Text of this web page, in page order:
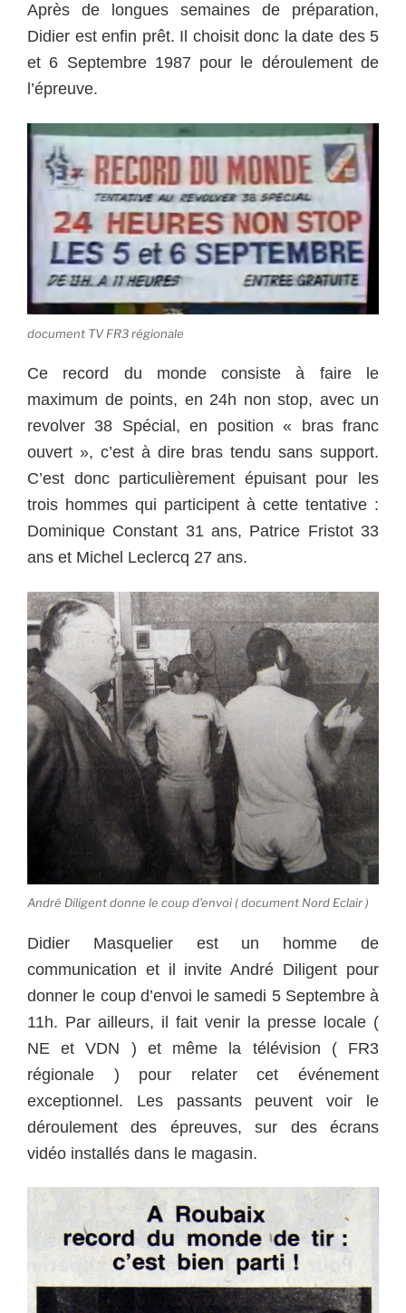
Après de longues semaines de préparation,
Didier est enfin prêt. Il choisit donc la date des 5
et 6 Septembre 1987 pour le déroulement de
l’épreuve.
document TV FR3 régionale
Ce record du monde consiste à faire le
maximum de points, en 24h non stop, avec un
revolver 38 Spécial, en position « bras franc
ouvert », c’est à dire bras tendu sans support.
C’est donc particulièrement épuisant pour les
trois hommes qui participent à cette tentative :
Dominique Constant 31 ans, Patrice Fristot 33
ans et Michel Leclercq 27 ans.
André Diligent donne le coup d’envoi ( document Nord Eclair )
Didier Masquelier est un homme de
communication et il invite André Diligent pour
donner le coup d’envoi le samedi 5 Septembre à
11h. Par ailleurs, il fait venir la presse locale (
NE et VDN ) et même la télévision ( FR3
régionale ) pour relater cet événement
exceptionnel. Les passants peuvent voir le
déroulement des épreuves, sur des écrans
vidéo installés dans le magasin.